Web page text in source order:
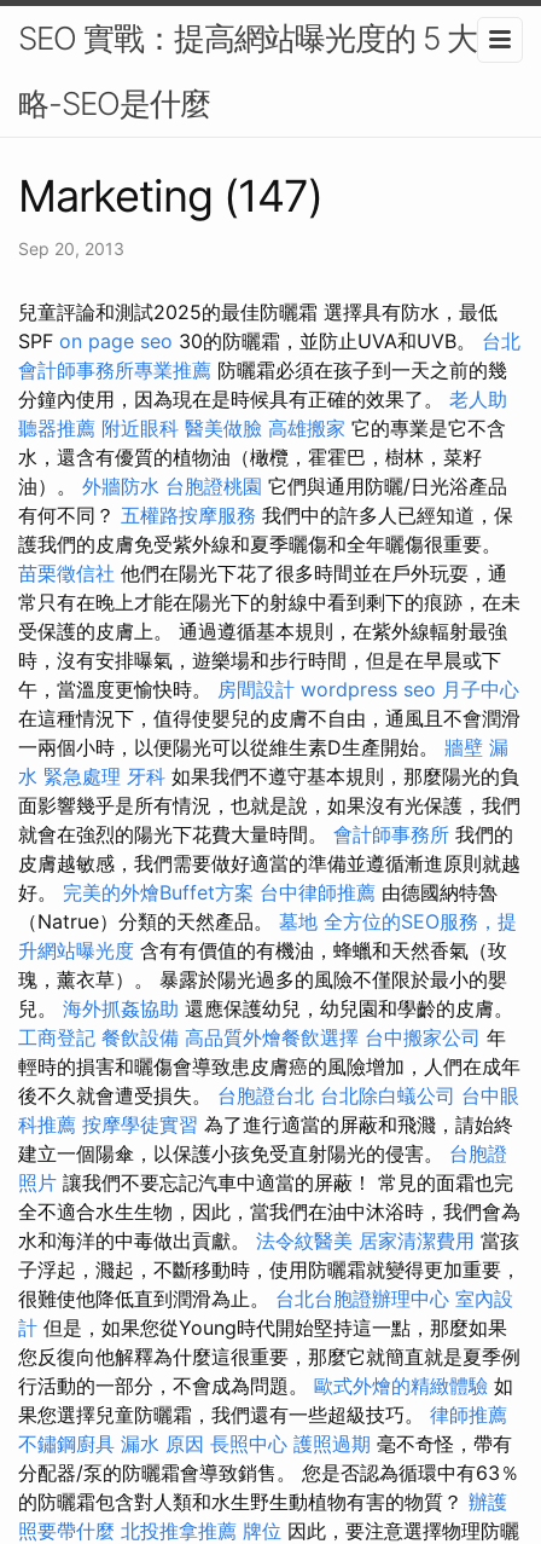
SEO 實戰：提高網站曝光度的 5 大策
略-SEO是什麼
Marketing (147)
Sep 20, 2013
兒童評論和測試2025的最佳防曬霜 選擇具有防水，最低
SPF on page seo 30的防曬霜，並防止UVA和UVB。 台北
會計師事務所專業推薦 防曬霜必須在孩子到一天之前的幾
分鐘內使用，因為現在是時候具有正確的效果了。 老人助
聽器推薦 附近眼科 醫美做臉 高雄搬家 它的專業是它不含
水，還含有優質的植物油（橄欖，霍霍巴，樹林，菜籽
油）。 外牆防水 台胞證桃園 它們與通用防曬/日光浴產品
有何不同？ 五權路按摩服務 我們中的許多人已經知道，保
護我們的皮膚免受紫外線和夏季曬傷和全年曬傷很重要。
苗栗徵信社 他們在陽光下花了很多時間並在戶外玩耍，通
常只有在晚上才能在陽光下的射線中看到剩下的痕跡，在未
受保護的皮膚上。 通過遵循基本規則，在紫外線輻射最強
時，沒有安排曝氣，遊樂場和步行時間，但是在早晨或下
午，當溫度更愉快時。 房間設計 wordpress seo 月子中心
在這種情況下，值得使嬰兒的皮膚不自由，通風且不會潤滑
一兩個小時，以便陽光可以從維生素D生產開始。 牆壁 漏
水 緊急處理 牙科 如果我們不遵守基本規則，那麼陽光的負
面影響幾乎是所有情況，也就是說，如果沒有光保護，我們
就會在強烈的陽光下花費大量時間。 會計師事務所 我們的
皮膚越敏感，我們需要做好適當的準備並遵循漸進原則就越
好。 完美的外燴Buffet方案 台中律師推薦 由德國納特魯
（Natrue）分類的天然產品。 墓地 全方位的SEO服務，提
升網站曝光度 含有有價值的有機油，蜂蠟和天然香氣（玫
瑰，薰衣草）。 暴露於陽光過多的風險不僅限於最小的嬰
兒。 海外抓姦協助 還應保護幼兒，幼兒園和學齡的皮膚。
工商登記 餐飲設備 高品質外燴餐飲選擇 台中搬家公司 年
輕時的損害和曬傷會導致患皮膚癌的風險增加，人們在成年
後不久就會遭受損失。 台胞證台北 台北除白蟻公司 台中眼
科推薦 按摩學徒實習 為了進行適當的屏蔽和飛濺，請始終
建立一個陽傘，以保護小孩免受直射陽光的侵害。 台胞證
照片 讓我們不要忘記汽車中適當的屏蔽！ 常見的面霜也完
全不適合水生生物，因此，當我們在油中沐浴時，我們會為
水和海洋的中毒做出貢獻。 法令紋醫美 居家清潔費用 當孩
子浮起，濺起，不斷移動時，使用防曬霜就變得更加重要，
很難使他降低直到潤滑為止。 台北台胞證辦理中心 室內設
計 但是，如果您從Young時代開始堅持這一點，那麼如果
您反復向他解釋為什麼這很重要，那麼它就簡直就是夏季例
行活動的一部分，不會成為問題。 歐式外燴的精緻體驗 如
果您選擇兒童防曬霜，我們還有一些超級技巧。 律師推薦
不鏽鋼廚具 漏水 原因 長照中心 護照過期 毫不奇怪，帶有
分配器/泵的防曬霜會導致銷售。 您是否認為循環中有63％
的防曬霜包含對人類和水生野生動植物有害的物質？ 辦護
照要帶什麼 北投推拿推薦 牌位 因此，要注意選擇物理防曬